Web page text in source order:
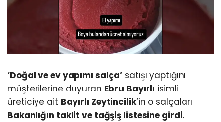
‘Doğal ve ev yapımı salça’ satışı yaptığını
müşterilerine duyuran Ebru Bayırlı isimli
üreticiye ait Bayırlı Zeytincilik‘in o salçaları
Bakanlığın taklit ve tağşiş listesine girdi.